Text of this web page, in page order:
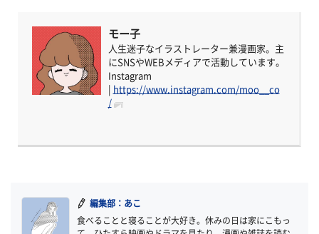
モー子
人生迷子なイラストレーター兼漫画家。主
にSNSやWEBメディアで活動しています。
Instagram
https://www.instagram.com/moo__co
/
編集部：あこ
食べることと寝ることが大好き。休みの日は家にこもっ